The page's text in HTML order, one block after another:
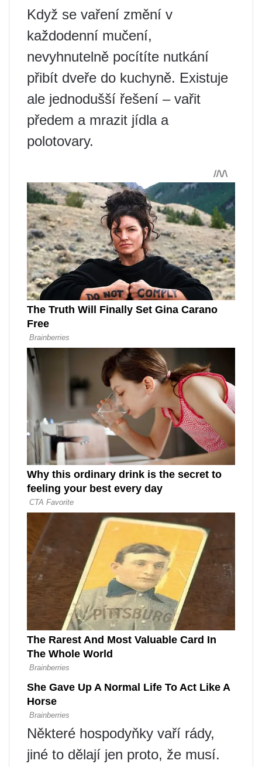
Když se vaření změní v
každodenní mučení,
nevyhnutelně pocítíte nutkání
přibít dveře do kuchyně. Existuje
ale jednodušší řešení – vařit
předem a mrazit jídla a
polotovary.
Některé hospodyňky vaří rády,
jiné to dělají jen proto, že musí.